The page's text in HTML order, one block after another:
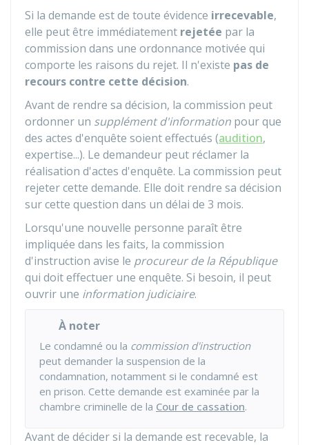
Si la demande est de toute évidence irrecevable,
elle peut être immédiatement rejetée par la
commission dans une ordonnance motivée qui
comporte les raisons du rejet. Il n'existe pas de
recours contre cette décision.
Avant de rendre sa décision, la commission peut
ordonner un supplément d'information pour que
des actes d'enquête soient effectués (audition,
expertise...). Le demandeur peut réclamer la
réalisation d'actes d'enquête. La commission peut
rejeter cette demande. Elle doit rendre sa décision
sur cette question dans un délai de 3 mois.
Lorsqu'une nouvelle personne paraît être
impliquée dans les faits, la commission
d'instruction avise le procureur de la République
qui doit effectuer une enquête. Si besoin, il peut
ouvrir une information judiciaire.
À noter
Le condamné ou la commission d'instruction
peut demander la suspension de la
condamnation, notamment si le condamné est
en prison. Cette demande est examinée par la
chambre criminelle de la Cour de cassation.
Avant de décider si la demande est recevable, la